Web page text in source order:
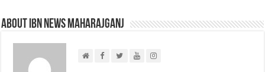
About IBN NEWS MAHARAJGANJ